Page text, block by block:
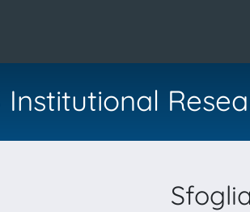
Institutional